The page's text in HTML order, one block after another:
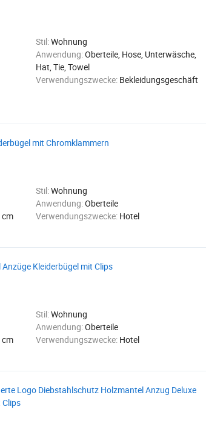
Stil:Wohnung
Anwendung:Oberteile, Hose, Unterwäsche,
Hat, Tie, Towel
Verwendungszwecke: Bekleidungsgeschäft
mit Chromklammern
Stil:Wohnung
Anwendung:Oberteile
cm
Verwendungszwecke: Hotel
Kleiderbügel mit Clips
Stil:Wohnung
Anwendung:Oberteile
cm
Verwendungszwecke: Hotel
Logo Diebstahlschutz Holzmantel Anzug Deluxe